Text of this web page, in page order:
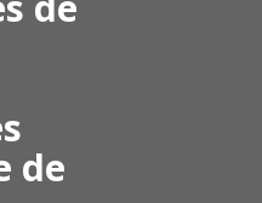
de